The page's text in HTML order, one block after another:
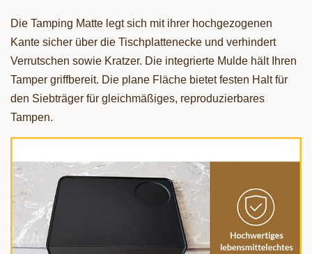
Die Tamping Matte legt sich mit ihrer hochgezogenen
Kante sicher über die Tischplattenecke und verhindert
Verrutschen sowie Kratzer. Die integrierte Mulde hält Ihren
Tamper griffbereit. Die plane Fläche bietet festen Halt für
den Siebträger für gleichmäßiges, reproduzierbares
Tampen.